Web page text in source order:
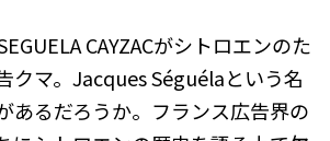
CAYZACがシトロエンのた
クマ。Jacques Séguélaという名
あるだろうか。フランス広告界の